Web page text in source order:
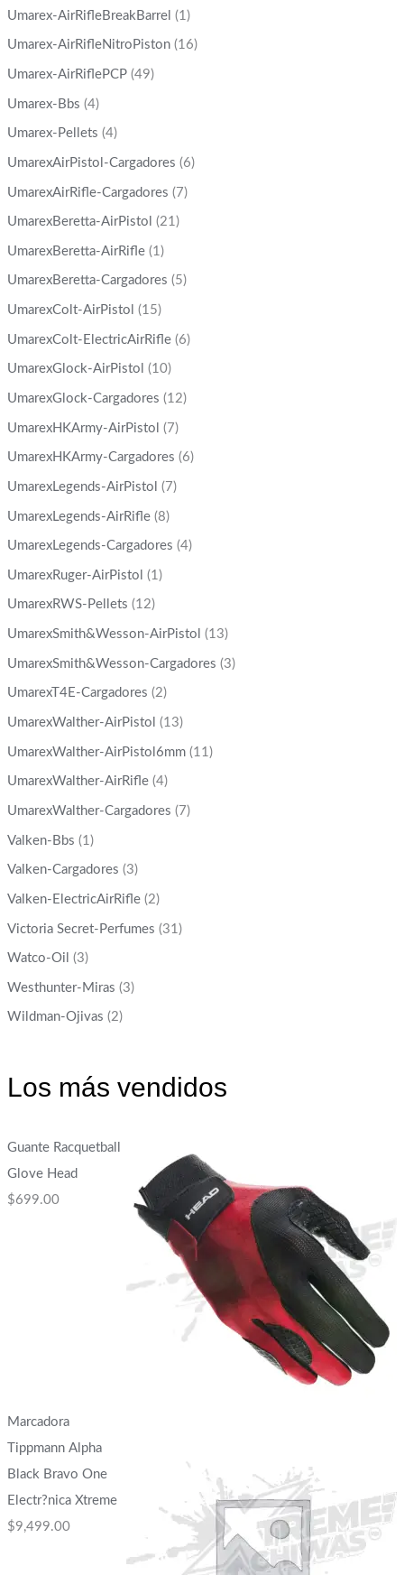
Umarex-AirRifleBreakBarrel (1)
Umarex-AirRifleNitroPiston (16)
Umarex-AirRiflePCP (49)
Umarex-Bbs (4)
Umarex-Pellets (4)
UmarexAirPistol-Cargadores (6)
UmarexAirRifle-Cargadores (7)
UmarexBeretta-AirPistol (21)
UmarexBeretta-AirRifle (1)
UmarexBeretta-Cargadores (5)
UmarexColt-AirPistol (15)
UmarexColt-ElectricAirRifle (6)
UmarexGlock-AirPistol (10)
UmarexGlock-Cargadores (12)
UmarexHKArmy-AirPistol (7)
UmarexHKArmy-Cargadores (6)
UmarexLegends-AirPistol (7)
UmarexLegends-AirRifle (8)
UmarexLegends-Cargadores (4)
UmarexRuger-AirPistol (1)
UmarexRWS-Pellets (12)
UmarexSmith&Wesson-AirPistol (13)
UmarexSmith&Wesson-Cargadores (3)
UmarexT4E-Cargadores (2)
UmarexWalther-AirPistol (13)
UmarexWalther-AirPistol6mm (11)
UmarexWalther-AirRifle (4)
UmarexWalther-Cargadores (7)
Valken-Bbs (1)
Valken-Cargadores (3)
Valken-ElectricAirRifle (2)
Victoria Secret-Perfumes (31)
Watco-Oil (3)
Westhunter-Miras (3)
Wildman-Ojivas (2)
Los más vendidos
Guante Racquetball
Glove Head
$699.00
Marcadora
Tippmann Alpha
Black Bravo One
Electr?nica Xtreme
$9,499.00